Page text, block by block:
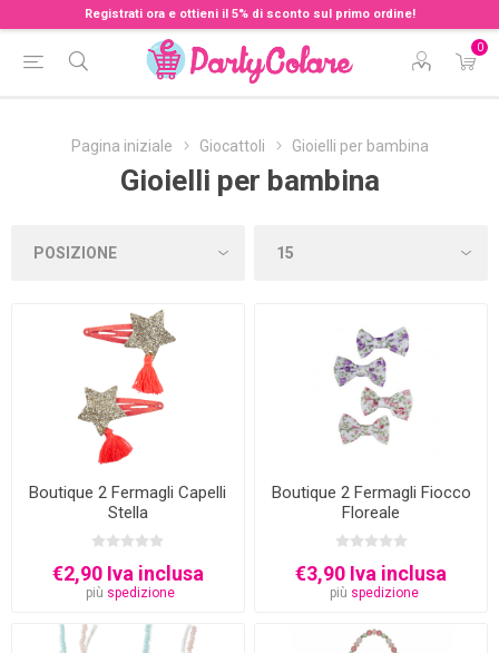
Registrati ora e ottieni il 5% di sconto sul primo ordine!
0
Pagina iniziale Giocattoli Gioielli per bambina
Gioielli per bambina
Boutique 2 Fermagli Capelli
Stella
€2,90 Iva inclusa
più spedizione
Boutique 2 Fermagli Fiocco
Floreale
€3,90 Iva inclusa
più spedizione